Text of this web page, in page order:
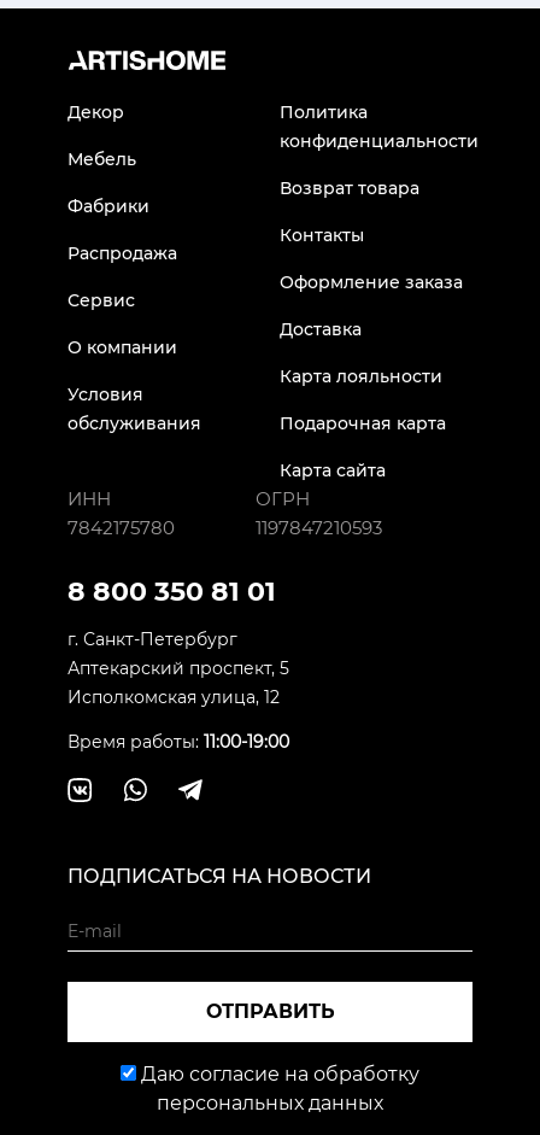
Декор
Мебель
Фабрики
Распродажа
Сервис
О компании
Условия
обслуживания
Политика
конфиденциальности
Возврат товара
Контакты
Оформление заказа
Доставка
Карта лояльности
Подарочная карта
Карта сайта
ИНН
7842175780
ОГРН
1197847210593
8 800 350 81 01
г. Санкт-Петербург
Аптекарский проспект, 5
Исполкомская улица, 12
Время работы: 11:00-19:00
ПОДПИСАТЬСЯ НА НОВОСТИ
ОТПРАВИТЬ
Даю согласие на обработку
персональных данных